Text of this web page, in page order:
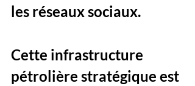
les réseaux sociaux.
Cette infrastructure
pétrolière stratégique est